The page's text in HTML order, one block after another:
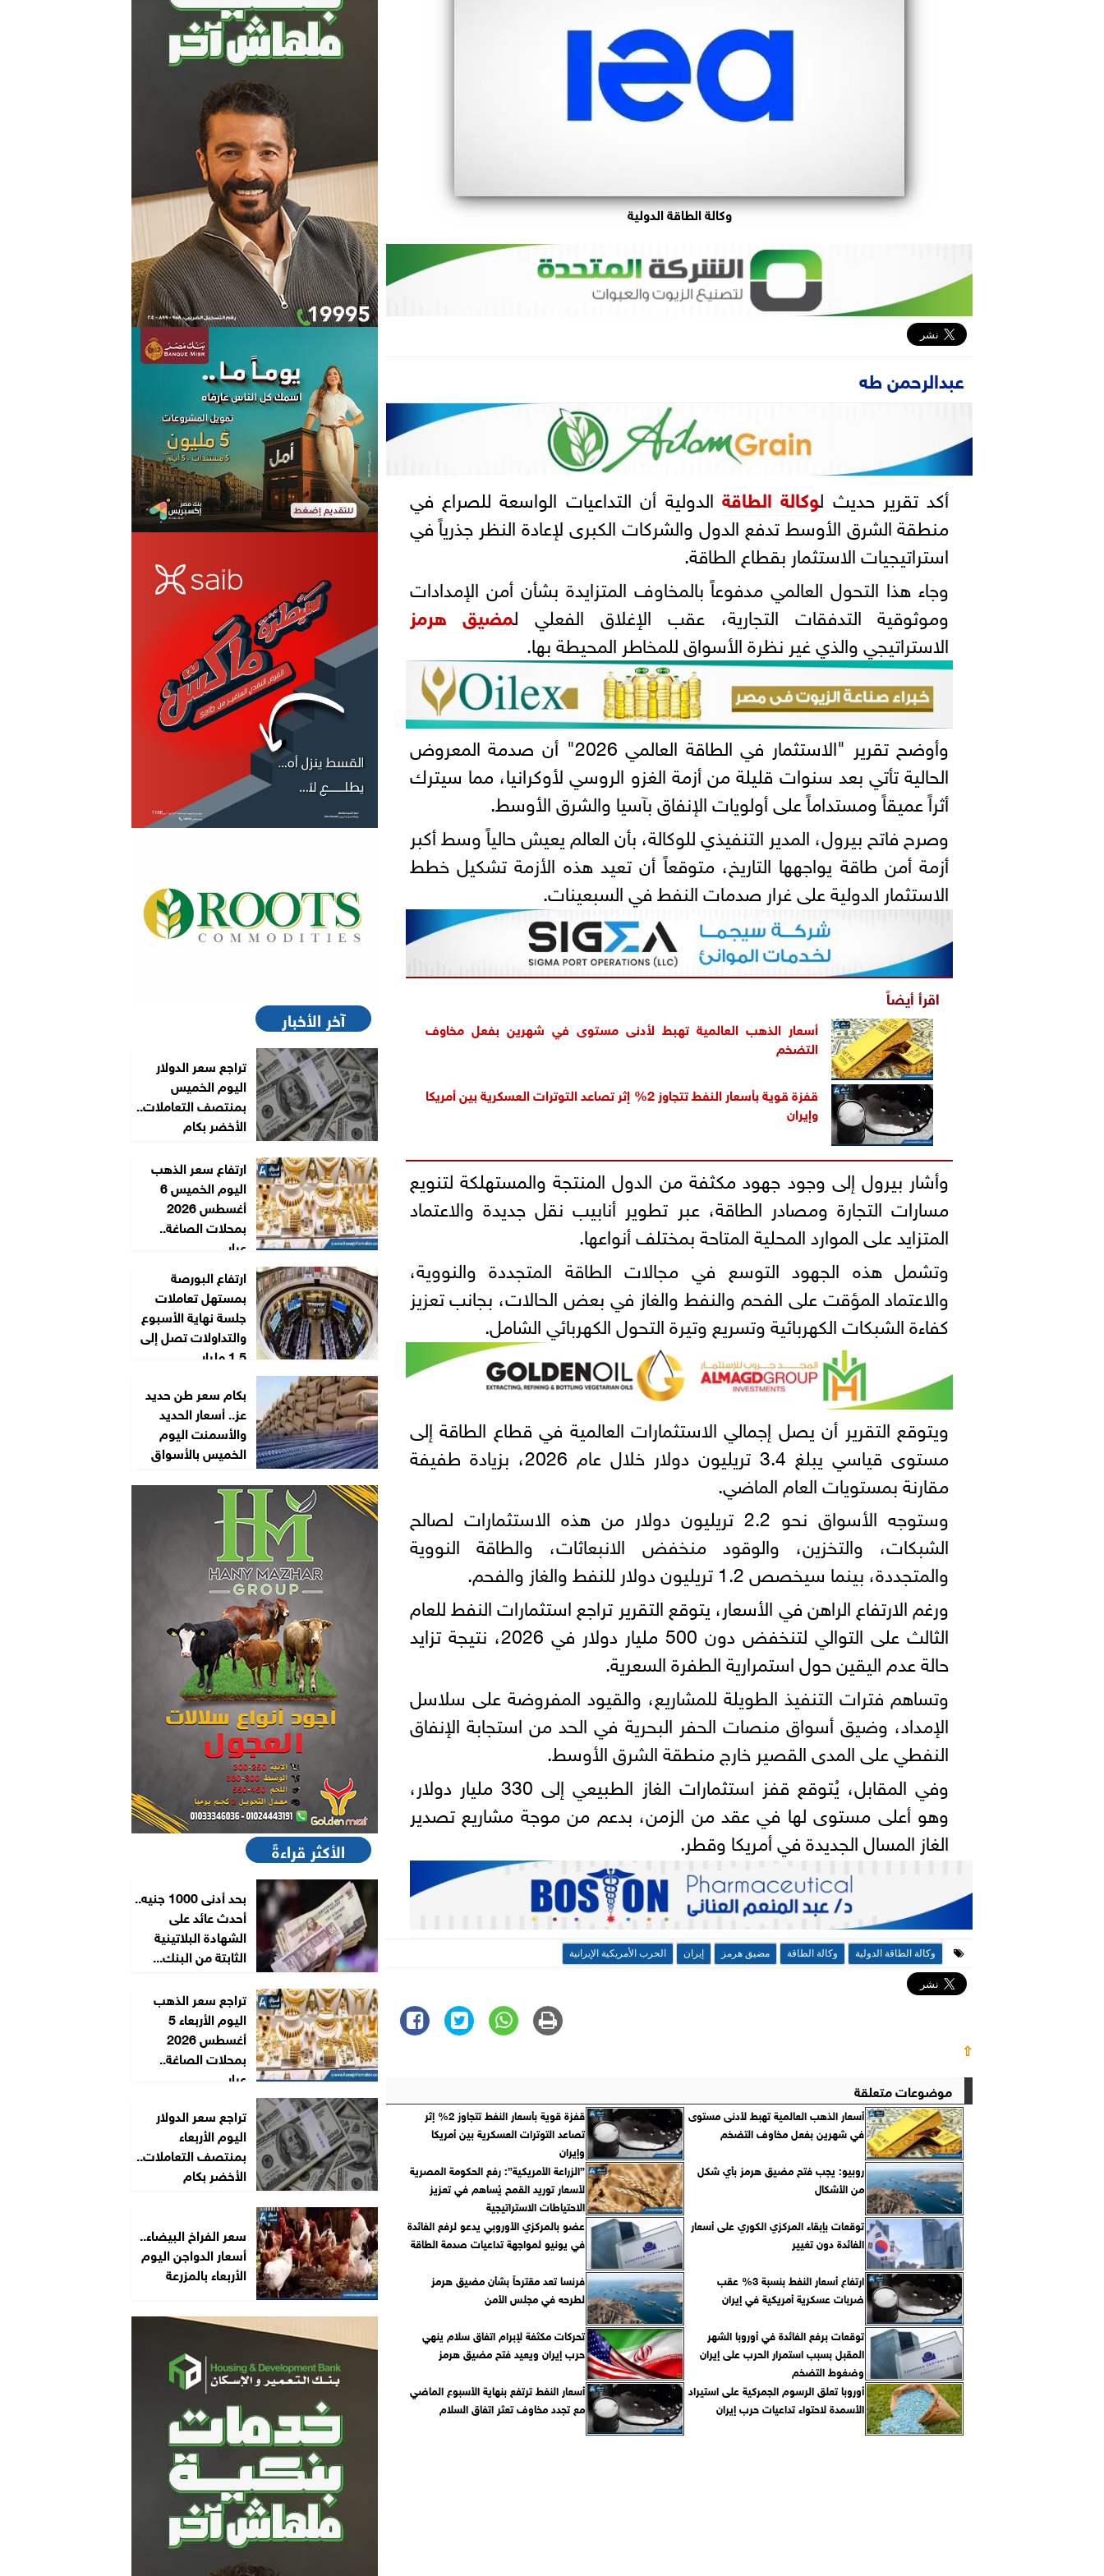
وكالة الطاقة الدولية
عبدالرحمن طه
أكد تقرير حديث لوكالة الطاقة الدولية أن التداعيات الواسعة للصراع في
منطقة الشرق الأوسط تدفع الدول والشركات الكبرى لإعادة النظر جذرياً في
استراتيجيات الاستثمار بقطاع الطاقة.
وجاء هذا التحول العالمي مدفوعاً بالمخاوف المتزايدة بشأن أمن الإمدادات
وموثوقية التدفقات التجارية، عقب الإغلاق الفعلي لمضيق هرمز
الاستراتيجي والذي غير نظرة الأسواق للمخاطر المحيطة بها.
وأوضح تقرير "الاستثمار في الطاقة العالمي 2026" أن صدمة المعروض
الحالية تأتي بعد سنوات قليلة من أزمة الغزو الروسي لأوكرانيا، مما سيترك
أثراً عميقاً ومستداماً على أولويات الإنفاق بآسيا والشرق الأوسط.
وصرح فاتح بيرول، المدير التنفيذي للوكالة، بأن العالم يعيش حالياً وسط أكبر
أزمة أمن طاقة يواجهها التاريخ، متوقعاً أن تعيد هذه الأزمة تشكيل خطط
الاستثمار الدولية على غرار صدمات النفط في السبعينات.
اقرأ أيضاً
أسعار الذهب العالمية تهبط لأدنى مستوى في شهرين بفعل مخاوف
التضخم
قفزة قوية بأسعار النفط تتجاوز 2% إثر تصاعد التوترات العسكرية بين أمريكا
وإيران
وأشار بيرول إلى وجود جهود مكثفة من الدول المنتجة والمستهلكة لتنويع
مسارات التجارة ومصادر الطاقة، عبر تطوير أنابيب نقل جديدة والاعتماد
المتزايد على الموارد المحلية المتاحة بمختلف أنواعها.
وتشمل هذه الجهود التوسع في مجالات الطاقة المتجددة والنووية،
والاعتماد المؤقت على الفحم والنفط والغاز في بعض الحالات، بجانب تعزيز
كفاءة الشبكات الكهربائية وتسريع وتيرة التحول الكهربائي الشامل.
ويتوقع التقرير أن يصل إجمالي الاستثمارات العالمية في قطاع الطاقة إلى
مستوى قياسي يبلغ 3.4 تريليون دولار خلال عام 2026، بزيادة طفيفة
مقارنة بمستويات العام الماضي.
وستوجه الأسواق نحو 2.2 تريليون دولار من هذه الاستثمارات لصالح
الشبكات، والتخزين، والوقود منخفض الانبعاثات، والطاقة النووية
والمتجددة، بينما سيخصص 1.2 تريليون دولار للنفط والغاز والفحم.
ورغم الارتفاع الراهن في الأسعار، يتوقع التقرير تراجع استثمارات النفط للعام
الثالث على التوالي لتنخفض دون 500 مليار دولار في 2026، نتيجة تزايد
حالة عدم اليقين حول استمرارية الطفرة السعرية.
وتساهم فترات التنفيذ الطويلة للمشاريع، والقيود المفروضة على سلاسل
الإمداد، وضيق أسواق منصات الحفر البحرية في الحد من استجابة الإنفاق
النفطي على المدى القصير خارج منطقة الشرق الأوسط.
وفي المقابل، يُتوقع قفز استثمارات الغاز الطبيعي إلى 330 مليار دولار،
وهو أعلى مستوى لها في عقد من الزمن، بدعم من موجة مشاريع تصدير
الغاز المسال الجديدة في أمريكا وقطر.
وكالة الطاقة الدولية وكالة الطاقة مضيق هرمز إيران الحرب الأمريكية الإيرانية
⇧
موضوعات متعلقة
أسعار الذهب العالمية تهبط لأدنى مستوى
في شهرين بفعل مخاوف التضخم
قفزة قوية بأسعار النفط تتجاوز 2% إثر
تصاعد التوترات العسكرية بين أمريكا
وإيران
روبيو: يجب فتح مضيق هرمز بأي شكل
من الأشكال
”الزراعة الأمريكية”: رفع الحكومة المصرية
لأسعار توريد القمح يُساهم في تعزيز
الاحتياطات الاستراتيجية
توقعات بإبقاء المركزي الكوري على أسعار
الفائدة دون تغيير
عضو بالمركزي الأوروبي يدعو لرفع الفائدة
في يونيو لمواجهة تداعيات صدمة الطاقة
ارتفاع أسعار النفط بنسبة 3% عقب
ضربات عسكرية أمريكية في إيران
فرنسا تعد مقترحاً بشأن مضيق هرمز
لطرحه في مجلس الأمن
توقعات برفع الفائدة في أوروبا الشهر
المقبل بسبب استمرار الحرب على إيران
وضغوط التضخم
تحركات مكثفة لإبرام اتفاق سلام ينهي
حرب إيران ويعيد فتح مضيق هرمز
أوروبا تعلق الرسوم الجمركية على استيراد
الأسمدة لاحتواء تداعيات حرب إيران
أسعار النفط ترتفع بنهاية الأسبوع الماضي
مع تجدد مخاوف تعثر اتفاق السلام
آخر الأخبار
تراجع سعر الدولار
اليوم الخميس
بمنتصف التعاملات..
الأخضر بكام
ارتفاع سعر الذهب
اليوم الخميس 6
أغسطس 2026
بمحلات الصاغة..
عيار...
ارتفاع البورصة
بمستهل تعاملات
جلسة نهاية الأسبوع
والتداولات تصل إلى
1.5 مليار...
بكام سعر طن حديد
عز.. أسعار الحديد
والأسمنت اليوم
الخميس بالأسواق
الأكثر قراءةً
بحد أدنى 1000 جنيه..
أحدث عائد على
الشهادة البلاتينية
الثابتة من البنك...
تراجع سعر الذهب
اليوم الأربعاء 5
أغسطس 2026
بمحلات الصاغة..
عيار...
تراجع سعر الدولار
اليوم الأربعاء
بمنتصف التعاملات..
الأخضر بكام
سعر الفراخ البيضاء..
أسعار الدواجن اليوم
الأربعاء بالمزرعة